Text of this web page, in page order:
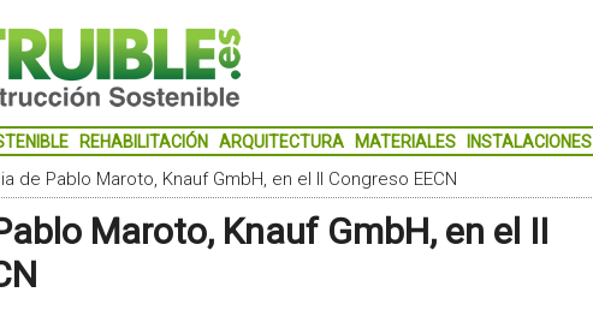
REHABILITACIÓN ARQUITECTURA MATERIALES INSTALACIONES
de Pablo Maroto, Knauf GmbH, en el II Congreso EECN
Maroto, Knauf GmbH, en el II